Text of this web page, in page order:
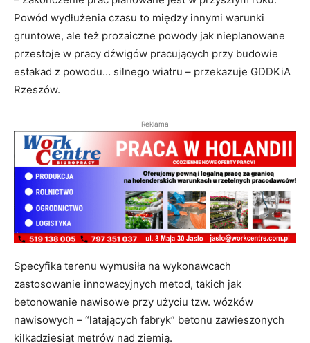
Powód wydłużenia czasu to między innymi warunki
gruntowe, ale też prozaiczne powody jak nieplanowane
przestoje w pracy dźwigów pracujących przy budowie
estakad z powodu… silnego wiatru – przekazuje GDDKiA
Rzeszów.
Reklama
Specyfika terenu wymusiła na wykonawcach
zastosowanie innowacyjnych metod, takich jak
betonowanie nawisowe przy użyciu tzw. wózków
nawisowych – “latających fabryk” betonu zawieszonych
kilkadziesiąt metrów nad ziemią.